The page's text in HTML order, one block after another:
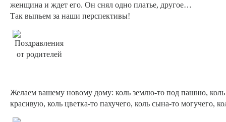
женщина и ждет его. Он снял одно платье, другое…
Так выпьем за наши перспективы!
Желаем вашему новому дому: коль землю-то под пашню, коль
красивую, коль цветка-то пахучего, коль сына-то могучего,